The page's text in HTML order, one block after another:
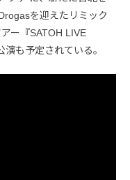
を迎えたリミック
ー『SATOH LIVE
も予定されている。